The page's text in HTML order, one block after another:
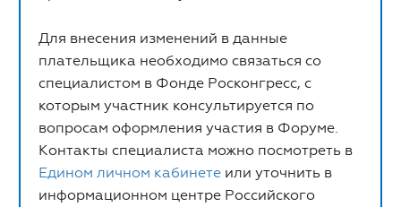
Для внесения изменений в данные
плательщика необходимо связаться со
специалистом в Фонде Росконгресс, с
которым участник консультируется по
вопросам оформления участия в Форуме.
Контакты специалиста можно посмотреть в
Едином личном кабинете или уточнить в
информационном центре Российского